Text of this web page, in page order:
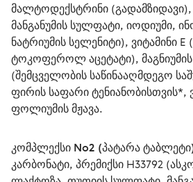
მალტოდექსტრინი
მანგანუმის სულფატი, იოდიუმი,
ნატრიუმის სელენიტი),
ტოკოფეროლ აცეტატი),
(შემცველობის საწინააღმდეგო
ფირის საფარი ტენიანობისთვის*,
ფოლიუმის მჟავა.
კომპლექსი No2 (პატარა
კარბონატი, პრემიქსი H33792